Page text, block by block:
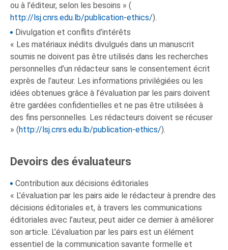
ou à l’éditeur, selon les besoins » (
http://lsj.cnrs.edu.lb/publication-ethics/).
Divulgation et conflits d’intérêts
« Les matériaux inédits divulgués dans un manuscrit
soumis ne doivent pas être utilisés dans les recherches
personnelles d’un rédacteur sans le consentement écrit
exprès de l’auteur. Les informations privilégiées ou les
idées obtenues grâce à l’évaluation par les pairs doivent
être gardées confidentielles et ne pas être utilisées à
des fins personnelles. Les rédacteurs doivent se récuser
» (http://lsj.cnrs.edu.lb/publication-ethics/).
Devoirs des évaluateurs
Contribution aux décisions éditoriales
« L’évaluation par les pairs aide le rédacteur à prendre des
décisions éditoriales et, à travers les communications
éditoriales avec l’auteur, peut aider ce dernier à améliorer
son article. L’évaluation par les pairs est un élément
essentiel de la communication savante formelle et